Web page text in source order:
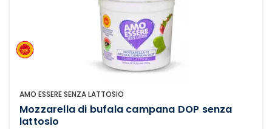
AMO ESSERE SENZA LATTOSIO
Mozzarella di bufala campana DOP senza
lattosio